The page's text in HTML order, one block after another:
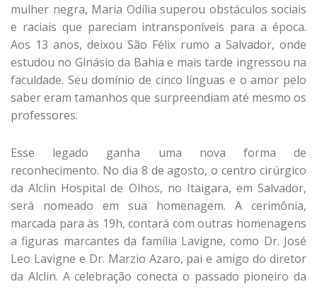
mulher negra, Maria Odília superou obstáculos sociais
e raciais que pareciam intransponíveis para a época.
Aos 13 anos, deixou São Félix rumo a Salvador, onde
estudou no Ginásio da Bahia e mais tarde ingressou na
faculdade. Seu domínio de cinco línguas e o amor pelo
saber eram tamanhos que surpreendiam até mesmo os
professores.
Esse legado ganha uma nova forma de
reconhecimento. No dia 8 de agosto, o centro cirúrgico
da Alclin Hospital de Olhos, no Itaigara, em Salvador,
será nomeado em sua homenagem. A cerimônia,
marcada para às 19h, contará com outras homenagens
a figuras marcantes da família Lavigne, como Dr. José
Leo Lavigne e Dr. Marzio Azaro, pai e amigo do diretor
da Alclin. A celebração conecta o passado pioneiro da